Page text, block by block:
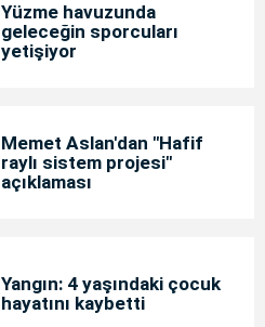
Yüzme havuzunda
geleceğin sporcuları
yetişiyor
Memet Aslan'dan "Hafif
raylı sistem projesi"
açıklaması
Yangın: 4 yaşındaki çocuk
hayatını kaybetti